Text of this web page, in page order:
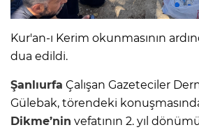
Kur'an-ı Kerim okunmasının
dua edildi.
Şanlıurfa Çalışan Gazeteciler
Gülebak, törendeki
Dikme’nin vefatının 2. yıl